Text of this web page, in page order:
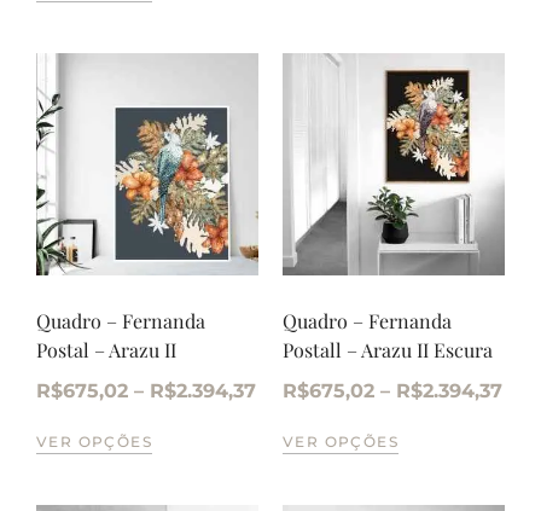
Quadro – Fernanda
Postal – Arazu II
R$675,02 – R$2.394,37
VER OPÇÕES
Quadro – Fernanda
Postall – Arazu II Escura
R$675,02 – R$2.394,37
VER OPÇÕES